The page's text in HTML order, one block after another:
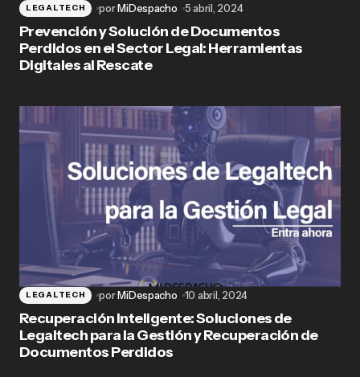
LEGALTECH porMiDespacho 5 abril, 2024
Prevención y Solución de Documentos
Perdidos en el Sector Legal: Herramientas
Digitales al Rescate
LEGALTECH porMiDespacho 10 abril, 2024
Recuperación Inteligente: Soluciones de
Legaltech para la Gestión y Recuperación de
Documentos Perdidos